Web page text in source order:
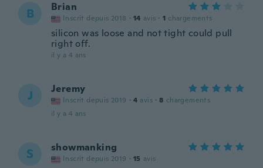
B Brian
Inscrit depuis 2018 · 14 avis · 1 chargements
silicon was loose and not tight could pull
right off.
il y a 4 ans
J Jeremy
Inscrit depuis 2019 · 4 avis · 8 chargements
il y a 4 ans
S showmanking
Inscrit depuis 2019 · 15 avis